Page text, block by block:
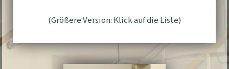
(Größere Version: Klick auf die Liste)